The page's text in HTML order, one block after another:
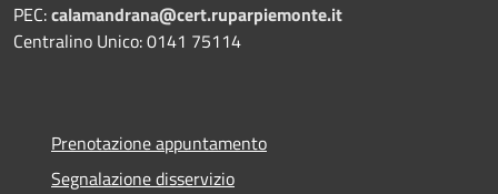
PEC:calamandrana@cert.ruparpiemonte.it
Centralino Unico: 0141 75114
Prenotazione appuntamento
Segnalazione disservizio